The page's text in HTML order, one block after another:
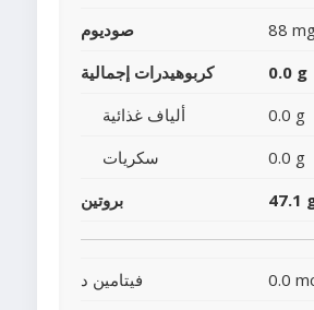
صوديوم
88
كربوهيدرات إجمالية
0.0 g
ألياف غذائية
0.0 g
سكريات
0.0 g
بروتين
47.1
فيتامين د 0.0